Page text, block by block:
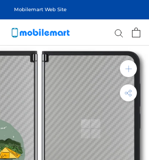
Mobilemart Web Site